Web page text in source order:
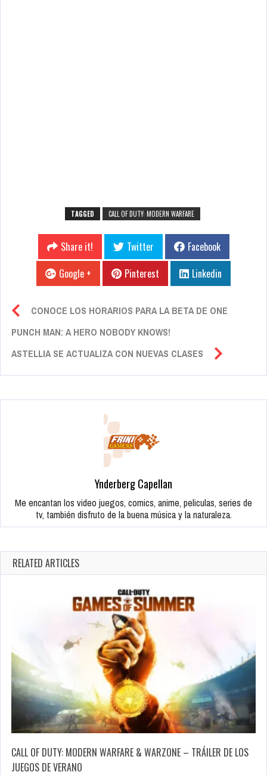
TAGGED CALL OF DUTY: MODERN WARFARE
Share it! Twitter
Facebook
Google +
Pinterest Linkedin
CONOCE LOS HORARIOS PARA LA BETA DE ONE
PUNCH MAN: A HERO NOBODY KNOWS!
ASTELLIA SE ACTUALIZA CON NUEVAS CLASES
Ynderberg Capellan
Me encantan los video juegos, comics, anime, peliculas, series de
tv, también disfruto de la buena música y la naturaleza.
RELATED ARTICLES
CALL OF DUTY: MODERN WARFARE & WARZONE – TRÁILER DE LOS
JUEGOS DE VERANO